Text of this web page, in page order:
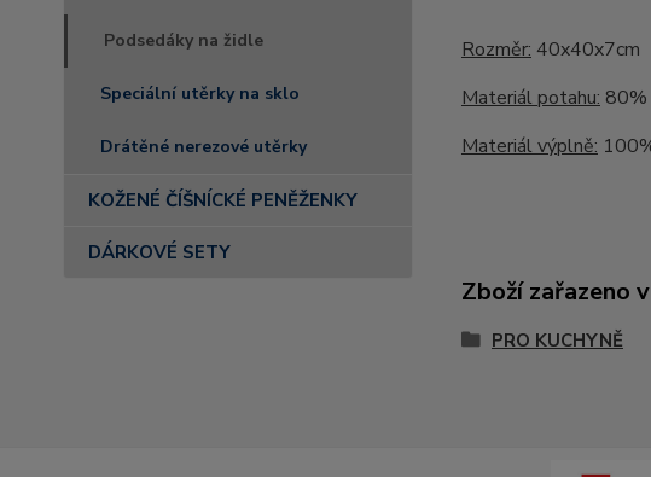
Podsedáky na židle
Speciální utěrky na sklo
Drátěné nerezové utěrky
KOŽENÉ ČÍŠNÍCKÉ PENĚŽENKY
DÁRKOVÉ SETY
Rozměr: 40x40x7cm
Materiál potahu:
Materiál výplně:
Zboží zařazeno
PRO KUCHYNĚ